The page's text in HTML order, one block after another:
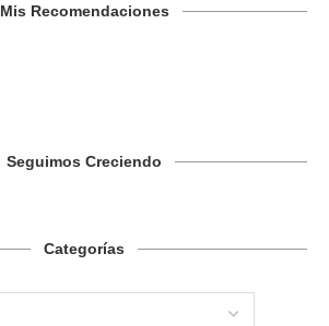
Mis Recomendaciones
Seguimos Creciendo
Categorías